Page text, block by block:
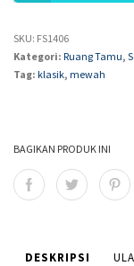
SKU: FS1406
Kategori: Ruang Tamu,
Tag: klasik, mewah
BAGIKAN PRODUK INI
DESKRIPSI